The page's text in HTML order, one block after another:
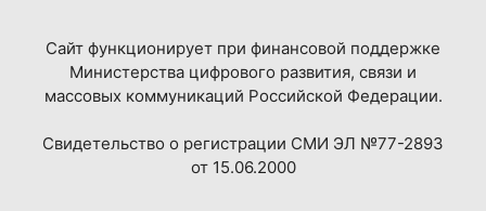
Сайт функционирует при финансовой поддержке
Министерства цифрового развития, связи и
массовых коммуникаций Российской Федерации.
Свидетельство о регистрации СМИ ЭЛ №77-2893
от 15.06.2000